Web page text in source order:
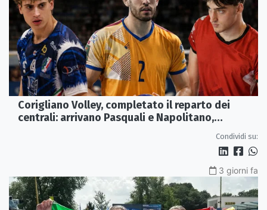
Corigliano Volley, completato il reparto dei
centrali: arrivano Pasquali e Napolitano,
Condividi su:
3 giorni fa